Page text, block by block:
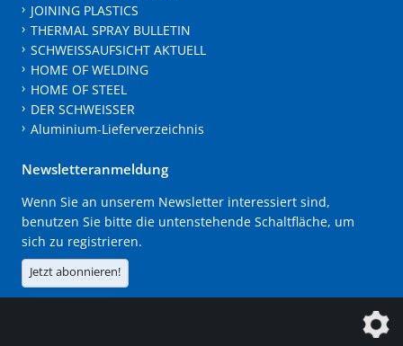
JOINING PLASTICS
THERMAL SPRAY BULLETIN
SCHWEISSAUFSICHT AKTUELL
HOME OF WELDING
HOME OF STEEL
DER SCHWEISSER
Aluminium-Lieferverzeichnis
Newsletteranmeldung
Wenn Sie an unserem Newsletter interessiert sind,
benutzen Sie bitte die untenstehende Schaltfläche, um
sich zu registrieren.
Jetzt abonnieren!